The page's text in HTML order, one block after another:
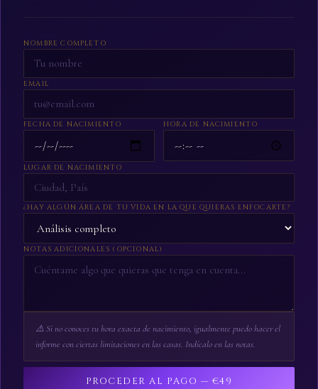
NOMBRE COMPLETO
EMAIL
FECHA DE NACIMIENTO HORA DE NACIMIENTO
LUGAR DE NACIMIENTO
¿HAY ALGÚN ÁREA DE TU VIDA EN LA QUE QUIERAS ENFOCARTE?
NOTAS ADICIONALES (OPCIONAL)
⚠️ Si no conoces tu hora exacta de nacimiento, igualmente puedo hacer el
informe con ciertas limitaciones en las casas. Indícalo en las notas.
PROCEDER AL PAGO — €49